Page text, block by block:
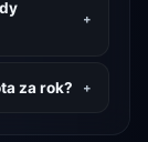
za rok?